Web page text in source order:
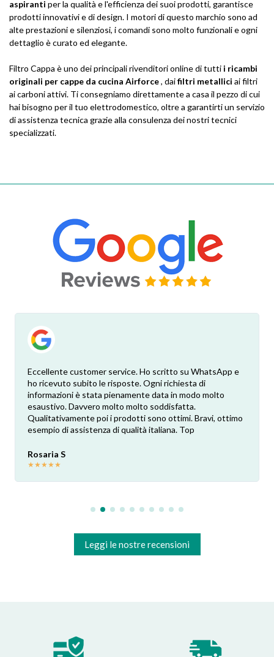
aspiranti per la qualità e l'efficienza dei suoi prodotti, garantisce
prodotti innovativi e di design. I motori di questo marchio sono ad
alte prestazioni e silenziosi, i comandi sono molto funzionali e ogni
dettaglio è curato ed elegante.
Filtro Cappa è uno dei principali rivenditori online di tutti i ricambi
originali per cappe da cucina Airforce, daifiltri metallici ai filtri
ai carboni attivi. Ti consegniamo direttamente a casa il pezzo di cui
hai bisogno per il tuo elettrodomestico, oltre a garantirti un servizio
di assistenza tecnica grazie alla consulenza dei nostri tecnici
specializzati.
Eccellente customer service. Ho scritto su WhatsApp e
ho ricevuto subito le risposte. Ogni richiesta di
informazioni è stata pienamente data in modo molto
esaustivo. Davvero molto molto soddisfatta.
Qualitativamente poi i prodotti sono ottimi. Bravi, ottimo
esempio di assistenza di qualità italiana. Top
Rosaria S
★★★★★
Leggi le nostre recensioni